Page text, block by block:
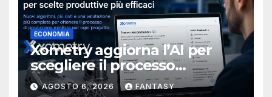
ECONOMIA
Xometry aggiorna l’AI per
scegliere il processo
produttivo più adatto
AGOSTO 6, 2026 FANTASY